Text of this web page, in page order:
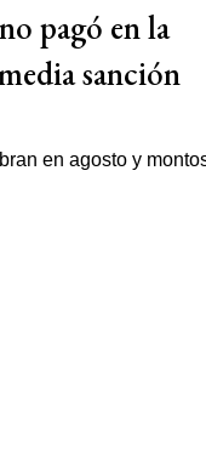
pagó en la
sanción